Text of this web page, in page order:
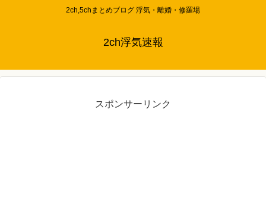
2ch,5chまとめブログ 浮気・離婚・修羅場
2ch浮気速報
スポンサーリンク